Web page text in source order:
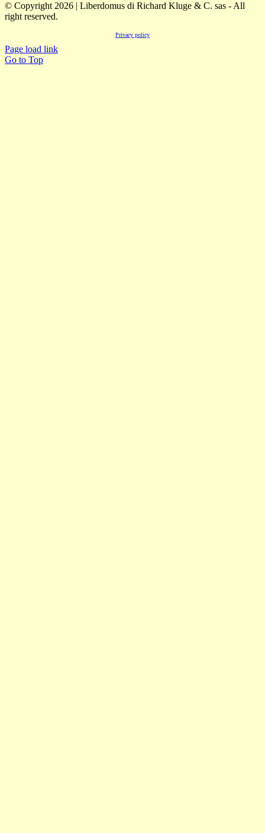
© Copyright 2026 | Liberdomus di Richard Kluge & C. sas - All
right reserved.
Privacy policy
Page load link
Go to Top